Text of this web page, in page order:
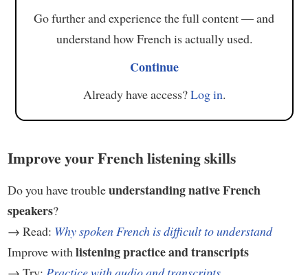
Go further and experience the full content — and
understand how French is actually used.
Continue
Already have access?Log in.
Improve your French listening skills
Do you have troubleunderstanding native French
speakers?
→ Read: Why spoken French is difficult to understand
Improve with listening practice and transcripts